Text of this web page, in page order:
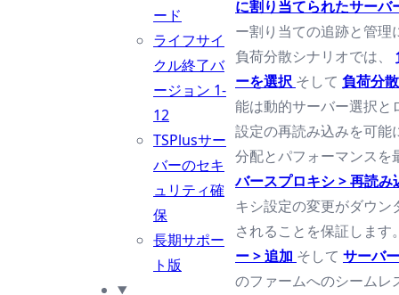
ード
ライフサイ
クル終了バ
ージョン 1-
12
TSPlusサー
バーのセキ
ュリティ確
保
長期サポー
ト版
に割り当てられたサー
ー割り当ての追跡と管理
負荷分散シナリオでは、
ーを選択 そして 負荷分
能は動的サーバー選択と
設定の再読み込みを可能
分配とパフォーマンス
バースプロキシ > 再読
キシ設定の変更がダウン
されることを保証しま
ー > 追加 そして サーバ
のファームへのシームレ